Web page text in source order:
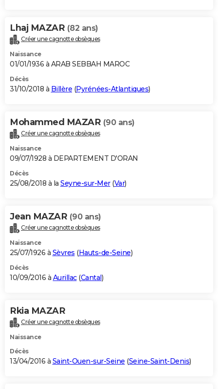
Lhaj MAZAR (82 ans)
Créer une cagnotte obsèques
Naissance
01/01/1936 à ARAB SEBBAH MAROC
Décès
31/10/2018 à Billère (Pyrénées-Atlantiques)
Mohammed MAZAR (90 ans)
Créer une cagnotte obsèques
Naissance
09/07/1928 à DEPARTEMENT D'ORAN
Décès
25/08/2018 à la Seyne-sur-Mer(Var)
Jean MAZAR (90 ans)
Créer une cagnotte obsèques
Naissance
25/07/1926 à Sèvres (Hauts-de-Seine)
Décès
10/09/2016 à Aurillac(Cantal)
Rkia MAZAR
Créer une cagnotte obsèques
Naissance
Décès
13/04/2016 à Saint-Ouen-sur-Seine (Seine-Saint-Denis)